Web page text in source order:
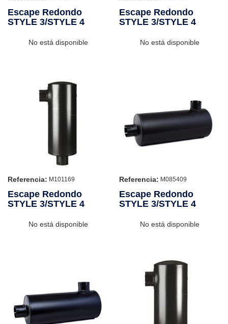
Escape Redondo
STYLE 3/STYLE 4
No está disponible
Escape Redondo
STYLE 3/STYLE 4
No está disponible
Referencia: M101169
Escape Redondo
STYLE 3/STYLE 4
No está disponible
Referencia: M085409
Escape Redondo
STYLE 3/STYLE 4
No está disponible